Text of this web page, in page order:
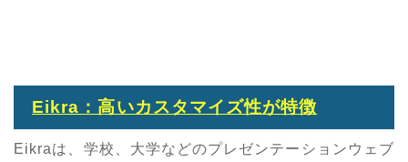
Eikra：高いカスタマイズ性が特徴
Eikraは、学校、大学などのプレゼンテーションウェブ